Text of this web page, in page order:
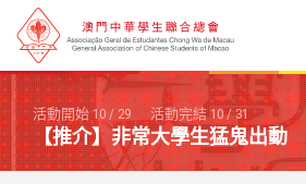
活動開始 10/29 活動完結 10/31
【推介】非常大學生猛鬼出動